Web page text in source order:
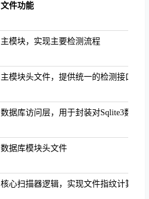
文件功能
主模块，实现主要检测流程
主模块头文件，提供统一的检测接口
数据库访问层，用于封装对Sqlite3数据
数据库模块头文件
核心扫描器逻辑，实现文件指纹计算与